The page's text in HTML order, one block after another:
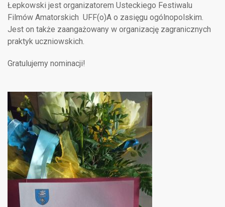
Łepkowski jest organizatorem Usteckiego Festiwalu
Filmów Amatorskich UFF(o)A o zasięgu ogólnopolskim.
Jest on także zaangażowany w organizację zagranicznych
praktyk uczniowskich.
Gratulujemy nominacji!